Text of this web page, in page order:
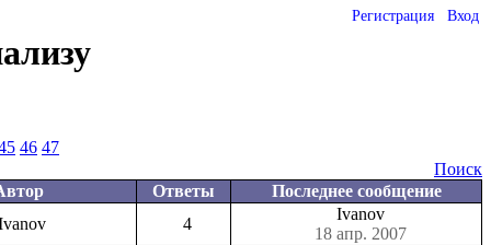
Регистрация Вход
46 47
Поиск
Ответы
Последнее сообщение
4
Ivanov
18 апр. 2007